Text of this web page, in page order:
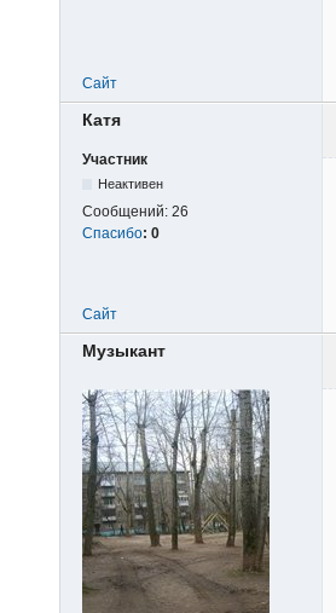
Сайт
Катя
Участник
Неактивен
Сообщений: 26
Спасибо: 0
Сайт
Музыкант